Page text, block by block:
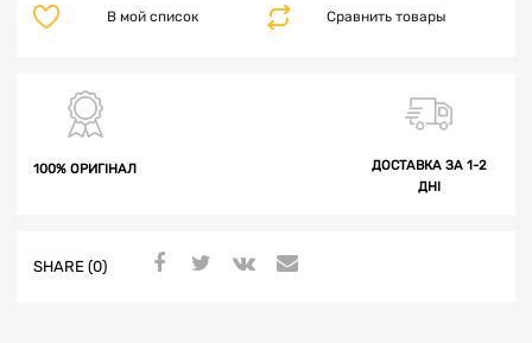
Сравнить товары
В мой список
100% ОРИГІНАЛ
ДОСТАВКА ЗА 1-2
ДНІ
SHARE (0)